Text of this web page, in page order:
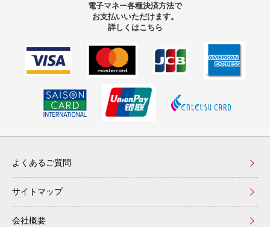
電子マネー各種決済方法で
お支払いいただけます。
詳しくはこちら
よくあるご質問
サイトマップ
会社概要